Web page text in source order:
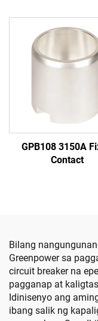
GPB108 3150A
Contact
Bilang
Greenpower sa
circuit breaker na
pagganap at
Idinisenyo ang
ibang salik ng